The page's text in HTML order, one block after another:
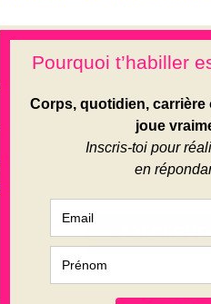
à 120€ (échanges
de
réserver un
de comprendre ta
on peut avancer ensemble.